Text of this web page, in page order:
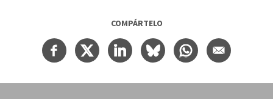
COMPÁRTELO